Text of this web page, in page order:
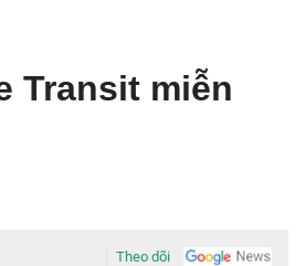
Transit miễn
Theo dõi